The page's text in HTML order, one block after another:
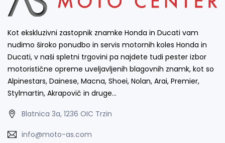
Kot ekskluzivni zastopnik znamke Honda in Ducati vam
nudimo široko ponudbo in servis motornih koles Honda in
Ducati, v naši spletni trgovini pa najdete tudi pester izbor
motoristične opreme uveljavljenih blagovnih znamk, kot so
Alpinestars, Dainese, Macna, Shoei, Nolan, Arai, Premier,
Stylmartin, Akrapovič in druge…
Blatnica 3a, 1236 OIC Trzin
info@moto-as.com